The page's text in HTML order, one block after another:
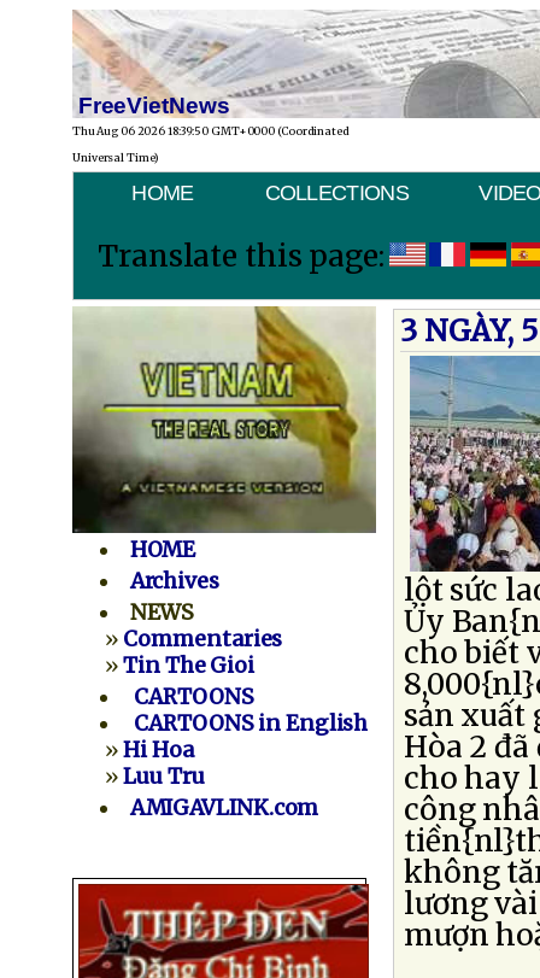
FreeVietNews
Thu Aug 06 2026 18:39:50 GMT+0000 (Coordinated
Universal Time)
HOME COLLECTIONS
Translate this page:
HOME
Archives
NEWS
» Commentaries
»Tin The Gioi
CARTOONS
CARTOONS in English
»Hi Hoa
»Luu Tru
AMIGAVLINK.com
3 NGÀY,
lột sức
Ủy
cho biết
sản xuất
Hòa 2
cho hay
công
không
lương
mượn